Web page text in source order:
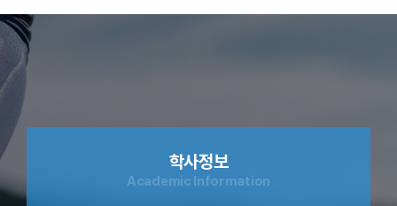
학사정보
Academic Information